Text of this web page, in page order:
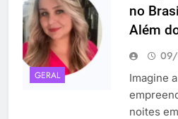
GERAL
no
Além
Imagine
noites